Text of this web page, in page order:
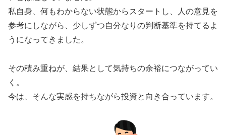
私自身、何もわからない状態からスタートし、人の意見を
参考にしながら、少しずつ自分なりの判断基準を持てるよ
うになってきました。
その積み重ねが、結果として気持ちの余裕につながってい
く。
今は、そんな実感を持ちながら投資と向き合っています。